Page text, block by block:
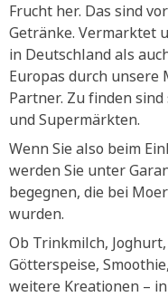
Frucht her. Das sind
Getränke. Vermarktet
in Deutschland als
Europas durch
Partner. Zu finden
und Supermärkten.
Wenn Sie also beim
werden Sie unter
begegnen, die bei
wurden.
Ob Trinkmilch,
Götterspeise,
weitere Kreationen –